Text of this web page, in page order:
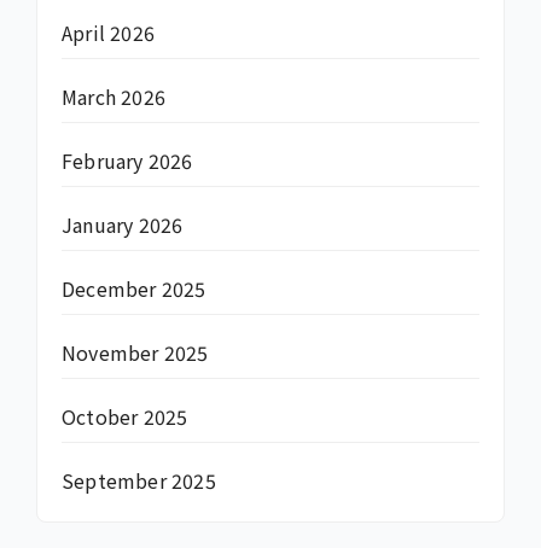
April 2026
March 2026
February 2026
January 2026
December 2025
November 2025
October 2025
September 2025